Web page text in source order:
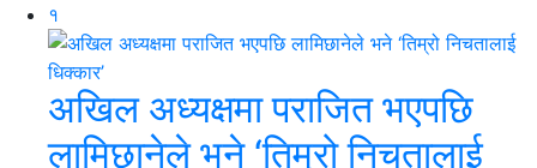
१
अखिल अध्यक्षमा पराजित भएपछि
लामिछानेले भने ‘तिम्रो निचतालाई